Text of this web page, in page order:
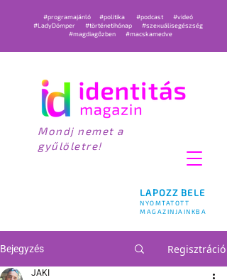
LAPOZZ BELE
NYOMTATOTT
MAGAZINJAINKBA
#programajánló #politika #podcast
#videó
#LadyDömper
#történetihónap
#szexuálisegészség
#magdiagőzben
#macskamedve
Mondj nemet a
gyűlöletre!
Bejegyzés Regisztráció
JAKI